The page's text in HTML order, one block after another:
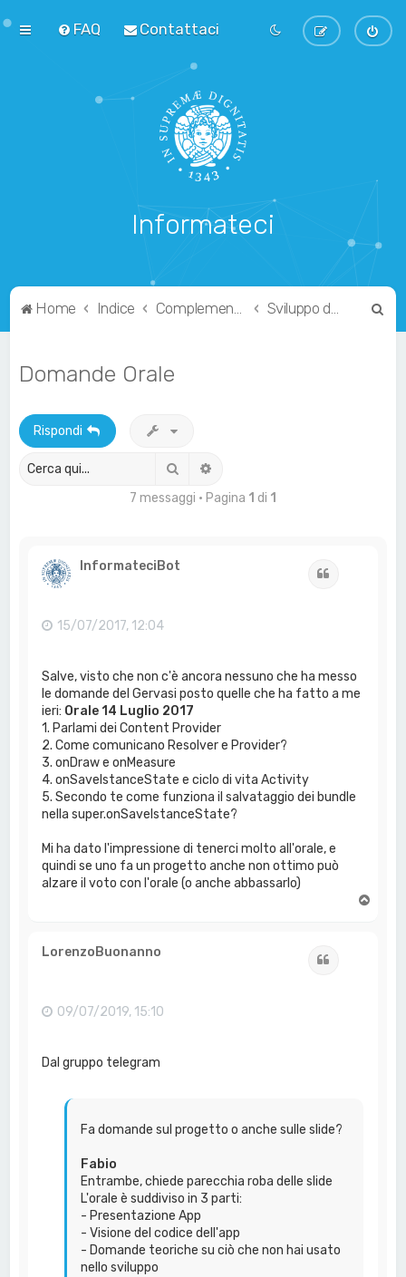
FAQ Contattaci
Informateci
Home Indice Complementari Sviluppo di Applicazioni Mobili
Domande Orale
Rispondi
Cerca
7 messaggi • Pagina 1 di 1
InformateciBot
15/07/2017, 12:04
Salve, visto che non c'è ancora nessuno che ha messo
le domande del Gervasi posto quelle che ha fatto a me
ieri: Orale 14 Luglio 2017
1. Parlami dei Content Provider
2. Come comunicano Resolver e Provider?
3. onDraw e onMeasure
4. onSaveIstanceState e ciclo di vita Activity
5. Secondo te come funziona il salvataggio dei bundle
nella super.onSaveIstanceState?
Mi ha dato l'impressione di tenerci molto all'orale, e
quindi se uno fa un progetto anche non ottimo può
alzare il voto con l'orale (o anche abbassarlo)
LorenzoBuonanno
09/07/2019, 15:10
Dal gruppo telegram
Fa domande sul progetto o anche sulle slide?
Fabio
Entrambe, chiede parecchia roba delle slide
L'orale è suddiviso in 3 parti:
- Presentazione App
- Visione del codice dell'app
- Domande teoriche su ciò che non hai usato
nello sviluppo